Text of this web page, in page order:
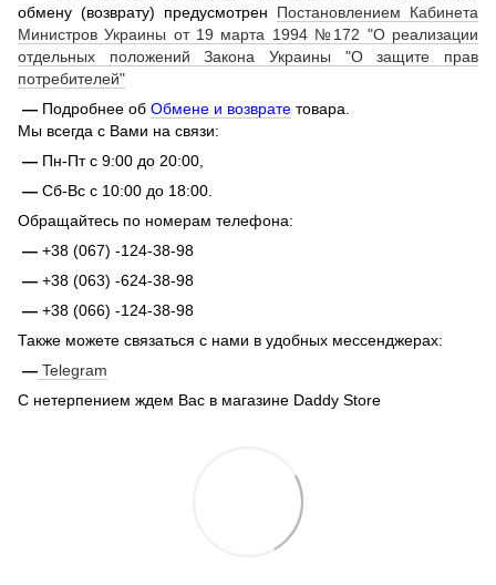
обмену (возврату) предусмотрен Постановлением Кабинета
Министров Украины от 19 марта 1994 №172 "О реализации
отдельных положений Закона Украины "О защите прав
потребителей"
— Подробнее об Обмене и возврате товара.
Мы всегда с Вами на связи:
— Пн-Пт с 9:00 до 20:00,
— Сб-Вс с 10:00 до 18:00.
Обращайтесь по номерам телефона:
— +38 (067) -124-38-98
— +38 (063) -624-38-98
— +38 (066) -124-38-98
Также можете связаться с нами в удобных мессенджерах:
— Telegram
С нетерпением ждем Вас в магазине Daddy Store